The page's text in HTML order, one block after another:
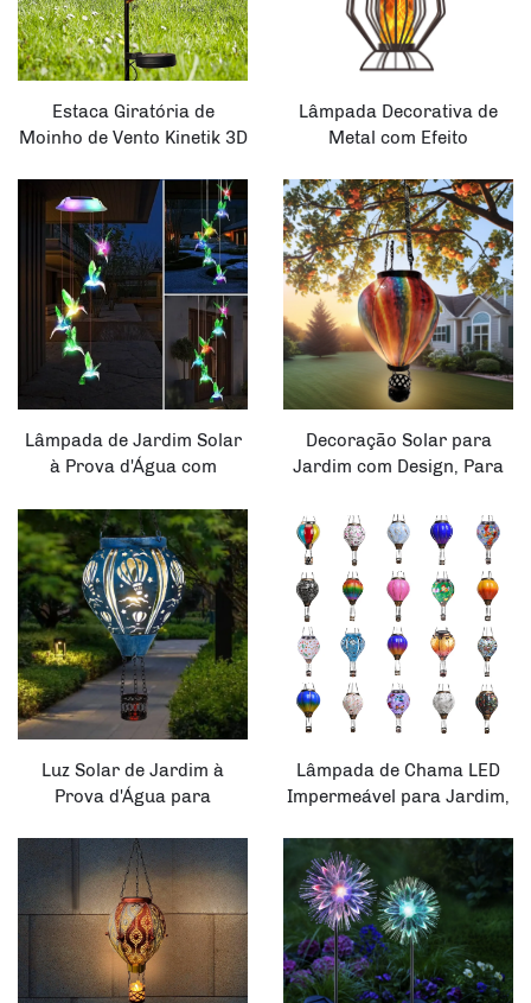
Estaca Giratória de
Moinho de Vento Kinetik 3D
Decoração de Luz Solar
para Jardim
Lâmpada Decorativa de
Metal com Efeito
Iluminação Solar,
Luminária Solar em Forma
de Chama
Lâmpada de Jardim Solar
à Prova d'Água com
Pátio com Campainha de
Vento
Decoração Solar para
Jardim com Design, Para
Lâmpada Solar de Jardim
com LED em Forma de
Balão de Ar Quente
Luz Solar de Jardim à
Prova d'Água para
Varandas e Ao Ar Livre,
Azul, Metal Oco com LED,
Balão de Ar Quente,
Lâmpada Pendurada
Lâmpada de Chama LED
Impermeável para Jardim,
Material Plástico, Vidro,
Metal ou Acrílico, Lanterna
Solar em Forma de Balão
Quente